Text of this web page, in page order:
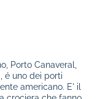
Porto Canaveral,
é uno dei porti
americano. E' il